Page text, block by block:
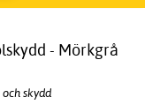
- Mörkgrå
skydd